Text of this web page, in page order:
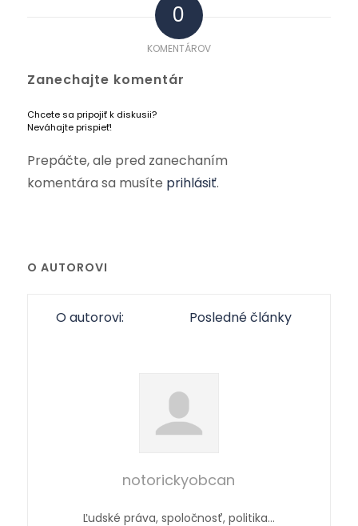
0
KOMENTÁROV
Zanechajte komentár
Chcete sa pripojiť k diskusii?
Neváhajte prispieť!
Prepáčte, ale pred zanechaním
komentára sa musíte prihlásiť.
O AUTOROVI
O autorovi: Posledné články
notorickyobcan
Ľudské práva, spoločnosť, politika…